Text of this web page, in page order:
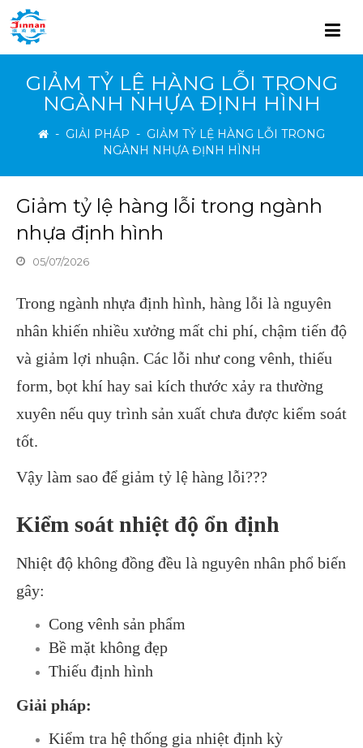
GIẢM TỶ LỆ HÀNG LỖI TRONG
NGÀNH NHỰA ĐỊNH HÌNH
- GIẢI PHÁP - GIẢM TỶ LỆ HÀNG LỖI TRONG
NGÀNH NHỰA ĐỊNH HÌNH
Giảm tỷ lệ hàng lỗi trong ngành
nhựa định hình
05/07/2026
Trong ngành nhựa định hình, hàng lỗi là nguyên
nhân khiến nhiều xưởng mất chi phí, chậm tiến độ
và giảm lợi nhuận. Các lỗi như cong vênh, thiếu
form, bọt khí hay sai kích thước xảy ra thường
xuyên nếu quy trình sản xuất chưa được kiểm soát
tốt.
Vậy làm sao để giảm tỷ lệ hàng lỗi???
Kiểm soát nhiệt độ ổn định
Nhiệt độ không đồng đều là nguyên nhân phổ biến
gây:
Cong vênh sản phẩm
Bề mặt không đẹp
Thiếu định hình
Giải pháp:
Kiểm tra hệ thống gia nhiệt định kỳ